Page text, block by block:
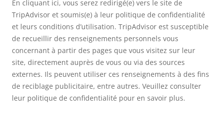
En cliquant ici, vous serez redirigé(e) vers le site de
TripAdvisor et soumis(e) à leur politique de confidentialité
et leurs conditions d’utilisation. TripAdvisor est susceptible
de recueillir des renseignements personnels vous
concernant à partir des pages que vous visitez sur leur
site, directement auprès de vous ou via des sources
externes. Ils peuvent utiliser ces renseignements à des fins
de reciblage publicitaire, entre autres. Veuillez consulter
leur politique de confidentialité pour en savoir plus.